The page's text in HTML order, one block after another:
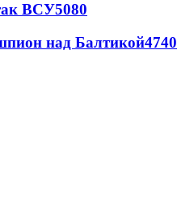
ВСУ5080
над Балтикой4740